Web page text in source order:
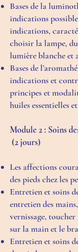
Bases de la
indications
indications,
choisir la lampe,
lumière blanche et
Bases de
indications et
principes et
huiles essentielles
Module 2 : Soins
(2 jours)
Les affections
des pieds chez les
Entretien et soins
entretien des
vernissage,
sur la main et le
Entretien et soins